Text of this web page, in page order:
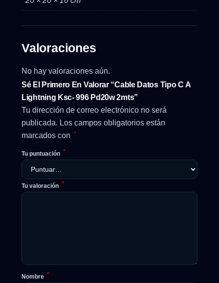
Valoraciones
No hay valoraciones aún.
Sé El Primero En Valorar “Cable Datos Tipo C A
Lightning Ksc- 996 Pd20w 2mts”
Tu dirección de correo electrónico no será
publicada. Los campos obligatorios están
marcados con *
Tu puntuación *
Tu valoración *
Nombre *